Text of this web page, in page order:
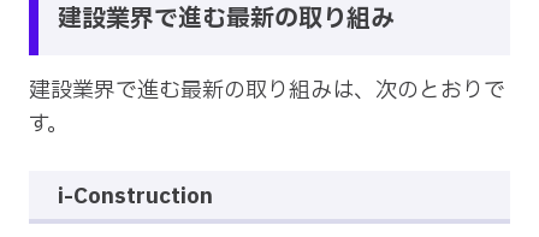
建設業界で進む最新の取り組み
建設業界で進む最新の取り組みは、次のとおりで
す。
i-Construction